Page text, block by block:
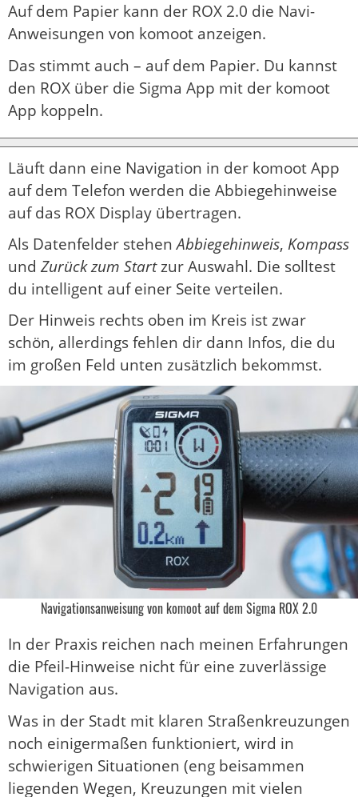
Auf dem Papier kann der ROX 2.0 die Navi-
Anweisungen von komoot anzeigen.
Das stimmt auch – auf dem Papier. Du kannst
den ROX über die Sigma App mit der komoot
App koppeln.
Läuft dann eine Navigation in der komoot App
auf dem Telefon werden die Abbiegehinweise
auf das ROX Display übertragen.
Als Datenfelder stehenAbbiegehinweis, Kompass
und Zurück zum Startzur Auswahl. Die solltest
du intelligent auf einer Seite verteilen.
Der Hinweis rechts oben im Kreis ist zwar
schön, allerdings fehlen dir dann Infos, die du
im großen Feld unten zusätzlich bekommst.
Navigationsanweisung von komoot auf dem Sigma ROX 2.0
In der Praxis reichen nach meinen Erfahrungen
die Pfeil-Hinweise nicht für eine zuverlässige
Navigation aus.
Was in der Stadt mit klaren Straßenkreuzungen
noch einigermaßen funktioniert, wird in
schwierigen Situationen (eng beisammen
liegenden Wegen, Kreuzungen mit vielen